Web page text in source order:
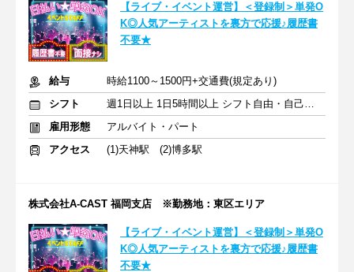
【ライブ・イベント運営】＜登録制＞単発O
K◎人気アーティストを裏方で応援♪履歴書
不要★
給与
時給1100～1500円+交通費(規定あり)
シフト
週1日以上 1日5時間以上 シフト自由・自己申告
雇用形態
アルバイト・パート
アクセス
(1)天神駅 (2)博多駅
株式会社A-CAST 福岡支店 ※勤務地：東区エリア
【ライブ・イベント運営】＜登録制＞単発O
K◎人気アーティストを裏方で応援♪履歴書
不要★